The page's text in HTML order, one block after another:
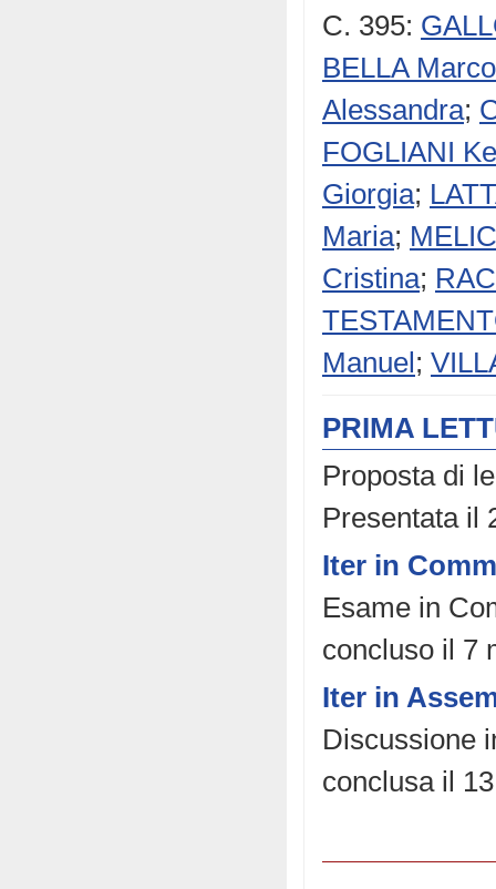
C. 395:
BELLA Marco
Alessandra;
FOGLIANI
Giorgia;
Maria;
Cristina;
Manuel ;
PRIMA
Proposta di
Presentata il
Iter in
Esame in
concluso il 7
Iter in
Discussione
conclusa il